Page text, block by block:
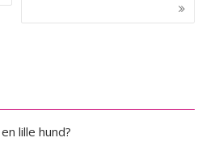
lille hund?